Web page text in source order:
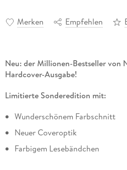
Merken Empfehlen
Neu: der Millionen-Bestseller von
Hardcover-Ausgabe!
Limitierte Sonderedition mit:
Wunderschönem Farbschnitt
Neuer Coveroptik
Farbigem Lesebändchen